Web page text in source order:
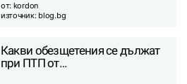
от: kordon
източник: blog.bg
Какви обезщетения се дължат
при ПТП от…